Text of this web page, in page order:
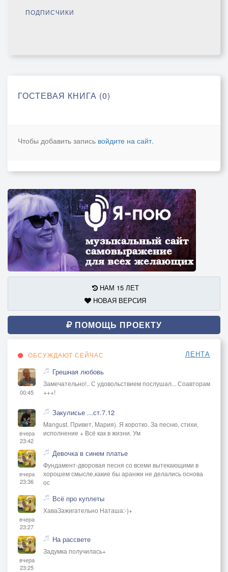
ПОДПИСЧИКИ
ГОСТЕВАЯ КНИГА (0)
Чтобы добавить запись войдите на сайт.
НАМ 15 ЛЕТ
НОВАЯ ВЕРСИЯ
ПОМОЩЬ ПРОЕКТУ
ОБСУЖДАЮТ СЕЙЧАС ЛЕНТА
00:45
Грешная любовь
Замечательно!.. С удовольствием послушал... Соавторам
+++!
вчера
23:42
Закулисье ...ст.7.12
Mangust. Привет, Мария). Я коротко. За песню, стихи,
исполнение + Всё как в жизни. Ум
вчера
23:36
Девочка в синем платье
Фундамент-дворовая песня со всеми вытекающими в
хорошем смысле,какие бы аранжи не делались основа
ос
вчера
23:27
Всё про куплеты
ХаваЗажигательно Наташа:-)+
вчера
23:25
На рассвете
Задумка получилась+